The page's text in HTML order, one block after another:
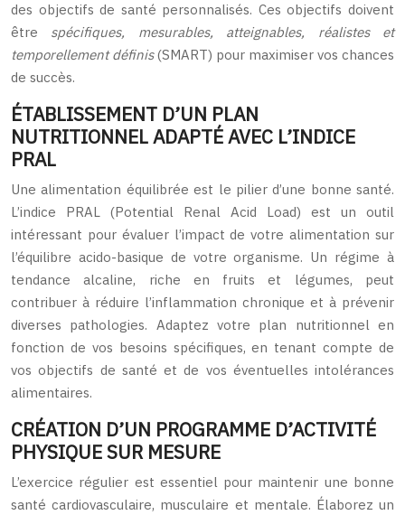
des objectifs de santé personnalisés. Ces objectifs doivent
être spécifiques, mesurables, atteignables, réalistes et
temporellement définis(SMART) pour maximiser vos chances
de succès.
ÉTABLISSEMENT D’UN PLAN
NUTRITIONNEL ADAPTÉ AVEC L’INDICE
PRAL
Une alimentation équilibrée est le pilier d’une bonne santé.
L’indice PRAL (Potential Renal Acid Load) est un outil
intéressant pour évaluer l’impact de votre alimentation sur
l’équilibre acido-basique de votre organisme. Un régime à
tendance alcaline, riche en fruits et légumes, peut
contribuer à réduire l’inflammation chronique et à prévenir
diverses pathologies. Adaptez votre plan nutritionnel en
fonction de vos besoins spécifiques, en tenant compte de
vos objectifs de santé et de vos éventuelles intolérances
alimentaires.
CRÉATION D’UN PROGRAMME D’ACTIVITÉ
PHYSIQUE SUR MESURE
L’exercice régulier est essentiel pour maintenir une bonne
santé cardiovasculaire, musculaire et mentale. Élaborez un